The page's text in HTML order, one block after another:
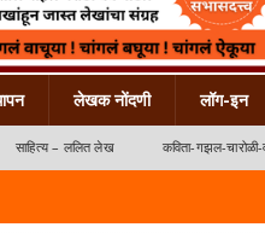
लेखक नोंदणी लॉग-इन
साहित्य – ललित लेख कविता-गझल-चारोळी-